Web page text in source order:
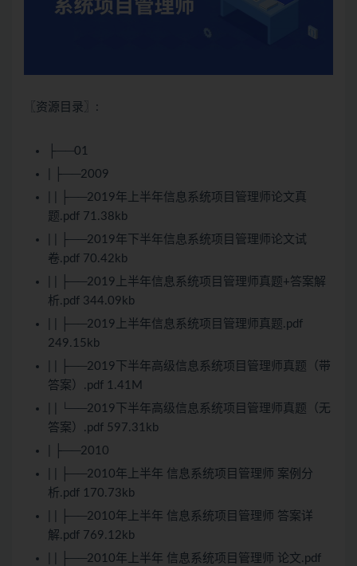
〖资源目录〗:
├──01
| ├──2009
| | ├──2019年上半年信息系统项目管理师论文真
题.pdf 71.38kb
| | ├──2019年下半年信息系统项目管理师论文试
卷.pdf 70.42kb
| | ├──2019上半年信息系统项目管理师真题+答案解
析.pdf 344.09kb
| | ├──2019上半年信息系统项目管理师真题.pdf
249.15kb
| | ├──2019下半年高级信息系统项目管理师真题（带
答案）.pdf 1.41M
| | └──2019下半年高级信息系统项目管理师真题（无
答案）.pdf 597.31kb
| ├──2010
| | ├──2010年上半年 信息系统项目管理师 案例分
析.pdf 170.73kb
| | ├──2010年上半年 信息系统项目管理师 答案详
解.pdf 769.12kb
| | ├──2010年上半年 信息系统项目管理师 论文.pdf